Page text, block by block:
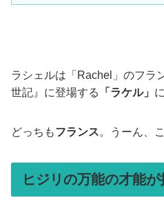
ラシェルは「Rachel」のフラ
世記』に登場する
「ラケル」
どっちもフランス。うーん、
ヒジリの万能の才能